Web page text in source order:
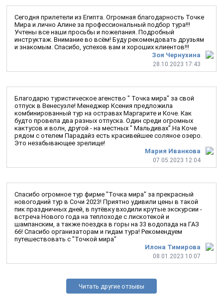
Зоя Чернухина
28.10.2023 17:43
Сегодня прилетели из Египта. Огромная благодарность Точке
Мира и лично Алине за профессиональный подбор тура!!!
Учтены все наши просьбы и пожелания. Подробный
инструктаж. Внимание во всём! Буду рекомендовать друзьям
и знакомым. Спасибо, успехов вам и хороших клиентов!!!
Мария Иванкова
07.05.2023 12:04
Благодарю туристическое агенство " Точка мира" за свой
отпуск в Венесуэле! Менеджер Ксения предложила
комбинированный тур на остравах Маргарите и Коче. Как
будто провела два разных отпуска. Один среди огромных
кактусов и волн, другой - на местных " Мальдивах".На Коче
рядом с отелем Парадайз есть красивейшее соляное озеро.
Это незабывающее зрелище!
Илона Тимирова
08.01.2023 10:07
Спасибо огромное тур фирме "Точка мира" за прекрасный
новогодний тур в Сочи 2023! Приятно удивили цены в такой
пик праздничных дней, в путёвку входили крутые экскурсии -
встреча Нового года на теплоходе с лискотекой и
шампанским, а также поездка в горы на 33 водопада на ГАЗ
66! Спасибо организаторам и гидам тура! Рекомендуем
путешествовать с "Точкой мира"
Читать другие отзывы